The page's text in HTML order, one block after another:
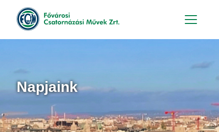
Napjaink